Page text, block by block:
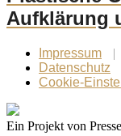
Aufklärung
Impressum
Datenschutz
Cookie-
Ein Projekt von